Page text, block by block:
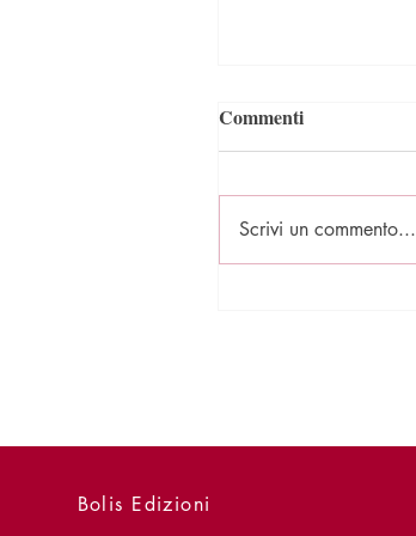
Commenti
Scrivi un commento...
Bolis Edizioni